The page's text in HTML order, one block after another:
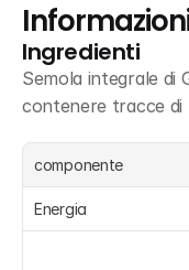
Ingredienti
Semola integrale di
contenere tracce di
componente
Energia